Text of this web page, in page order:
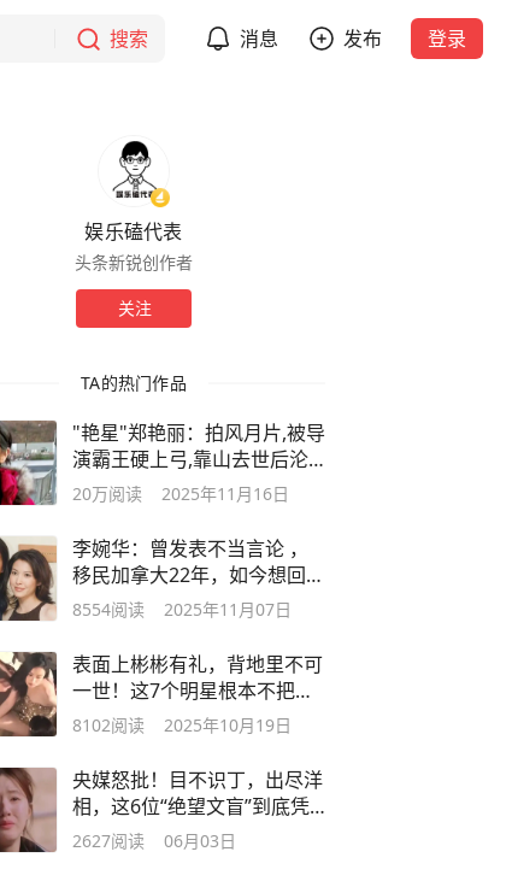
搜索 消息 发布 登录
娱乐磕代表
头条新锐创作者
关注
TA的热门作品
"艳星"郑艳丽：拍风月片,被导
演霸王硬上弓,靠山去世后沦
为服务员
20万阅读 2025年11月16日
李婉华：曾发表不当言论 ，
移民加拿大22年，如今想回国
被骂
8554阅读 2025年11月07日
表面上彬彬有礼，背地里不可
一世！这7个明星根本不把助
理当人看
8102阅读 2025年10月19日
央媒怒批！目不识丁，出尽洋
相，这6位“绝望文盲”到底凭
啥走红
2627阅读 06月03日